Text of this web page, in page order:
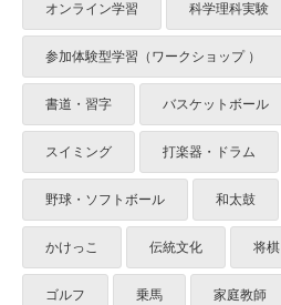
オンライン学習 科学理科実験
参加体験型学習（ワークショップ ）
書道・習字 バスケットボール
スイミング 打楽器・ドラム
野球・ソフトボール 和太鼓
かけっこ 伝統文化 将棋
ゴルフ 乗馬 家庭教師